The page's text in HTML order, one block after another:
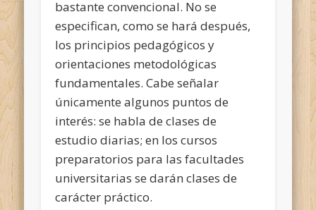
bastante convencional. No se
especifican, como se hará después,
los principios pedagógicos y
orientaciones metodológicas
fundamentales. Cabe señalar
únicamente algunos puntos de
interés: se habla de clases de
estudio diarias; en los cursos
preparatorios para las facultades
universitarias se darán clases de
carácter práctico.